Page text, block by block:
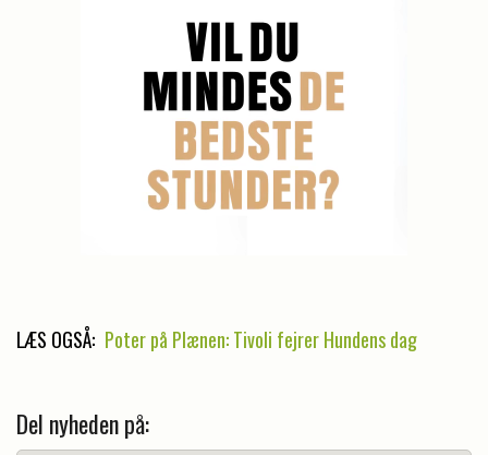
LÆS OGSÅ: Poter på Plænen: Tivoli fejrer Hundens dag
Del nyheden på: